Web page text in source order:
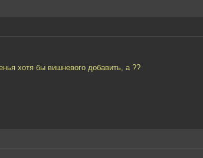
хотя бы вишневого добавить, а ??